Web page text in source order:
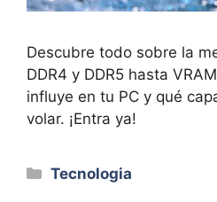
Descubre todo sobre la
DDR4 y DDR5 hasta
influye en tu PC y qué
volar. ¡Entra ya!
Categorías
Tecnologia